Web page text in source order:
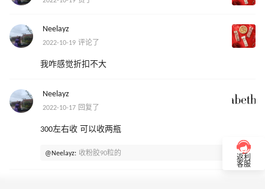
Neelayz
2022-10-19 评论了
我咋感觉折扣不大
Neelayz
2022-10-17 回复了
300左右收 可以收两瓶
@Neelayz: 收粉胶90粒的
返利
客服